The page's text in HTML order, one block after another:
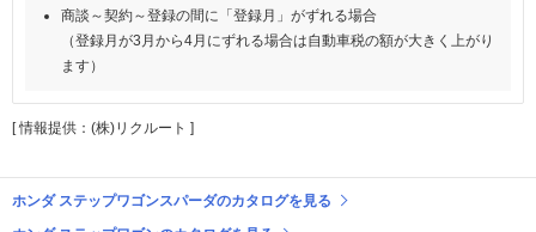
商談～契約～登録の間に「登録月」がずれる場合
（登録月が3月から4月にずれる場合は自動車税の額が大きく上がり
ます）
[ 情報提供：(株)リクルート ]
ホンダ ステップワゴンスパーダのカタログを見る